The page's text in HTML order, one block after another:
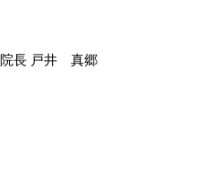
院長 戸井 真郷